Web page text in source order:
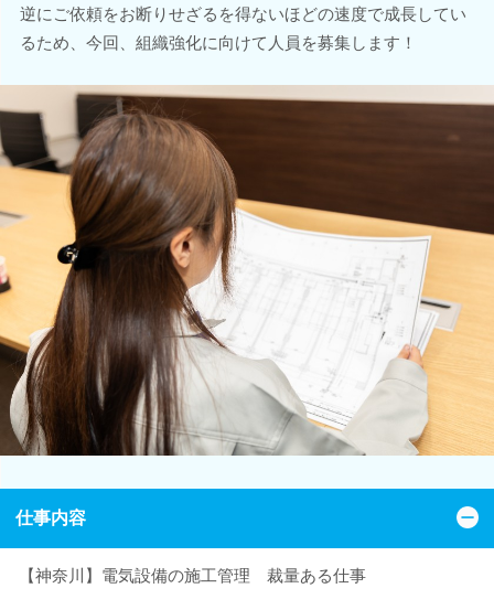
逆にご依頼をお断りせざるを得ないほどの速度で成長してい
るため、今回、組織強化に向けて人員を募集します！
仕事内容
【神奈川】電気設備の施工管理 裁量ある仕事